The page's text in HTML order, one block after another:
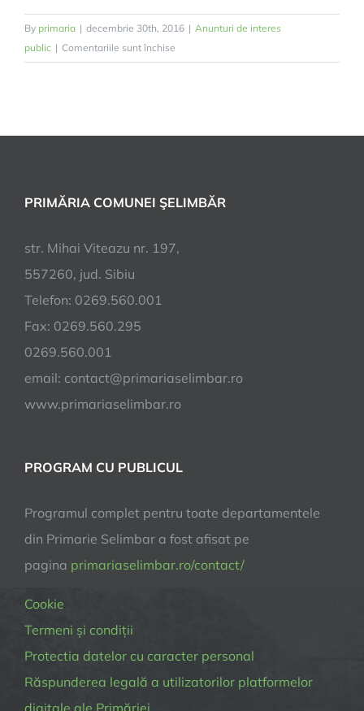
By primaria | decembrie 30th, 2016 | Anunturi de interes
public | Comentariile sunt închise
Anunt
PRIMĂRIA COMUNEI ŞELIMBĂR
str. Mihai Viteazu nr. 197,
557260, jud. Sibiu
Telefon: 0269.560.001
Fax: 0269.560.295
0269.560.001
email: contact@primariaselimbar.ro
www.primariaselimbar.ro
PROGRAM CU PUBLICUL
Programul complet pentru toate departamentele
din Primarie Selimbar a fost afisat pe
pagina primariaselimbar.ro/contact/
Cookie
Termeni și condiții
Protectia datelor cu caracter personal
Răspunderea legală a utilizatorilor platformelor
digitale ale Primăriei